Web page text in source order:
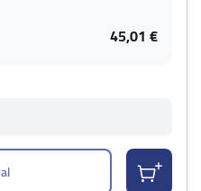
45,01 €